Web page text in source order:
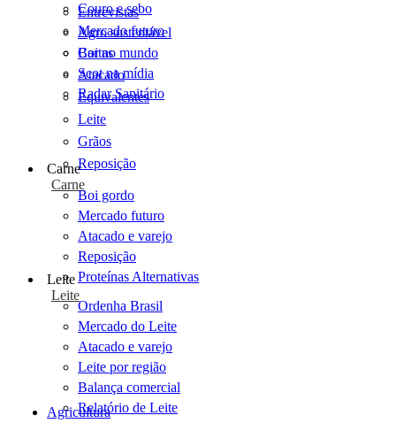
Entrevistas
Agro sustentável
Cartas
Scot na mídia
Radar Sanitário
Couro e sebo
Mercado futuro
Boi no mundo
Atacado
Equivalentes
Leite
Grãos
Reposição
Carne
Carne
Boi gordo
Mercado futuro
Atacado e varejo
Reposição
Proteínas Alternativas
Leite
Leite
Ordenha Brasil
Mercado do Leite
Atacado e varejo
Leite por região
Balança comercial
Relatório de Leite
Agricultura